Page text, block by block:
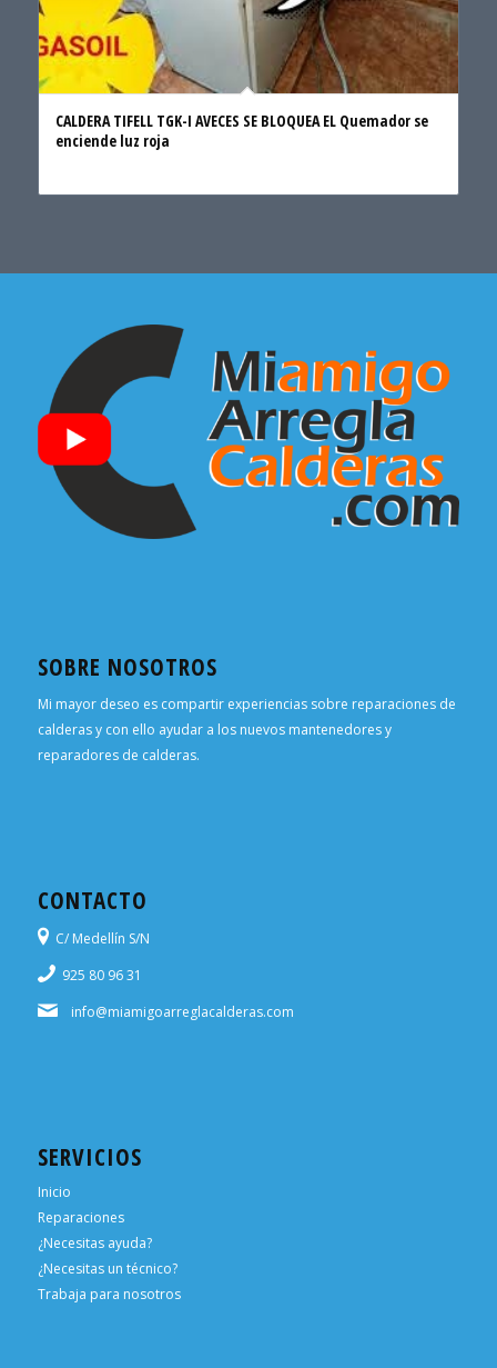
CALDERA TIFELL TGK-I AVECES SE BLOQUEA EL Quemador se
enciende luz roja
SOBRE NOSOTROS
Mi mayor deseo es compartir experiencias sobre reparaciones de
calderas y con ello ayudar a los nuevos mantenedores y
reparadores de calderas.
CONTACTO
C/ Medellín S/N
925 80 96 31
info@miamigoarreglacalderas.com
SERVICIOS
Inicio
Reparaciones
¿Necesitas ayuda?
¿Necesitas un técnico?
Trabaja para nosotros